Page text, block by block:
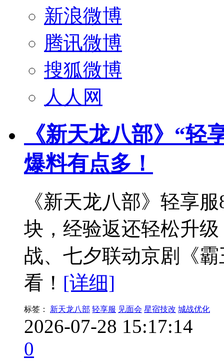
新浪微博
腾讯微博
搜狐微博
人人网
《新天龙八部》“轻
爆料有点多！
《新天龙八部》轻享
块，经验返还轻松升
战、七夕联动京剧《
看！ [详细]
标签： 新天龙八部 轻享服 见面会 星宿技改 城战优化
2026-07-28 15:17:14
0